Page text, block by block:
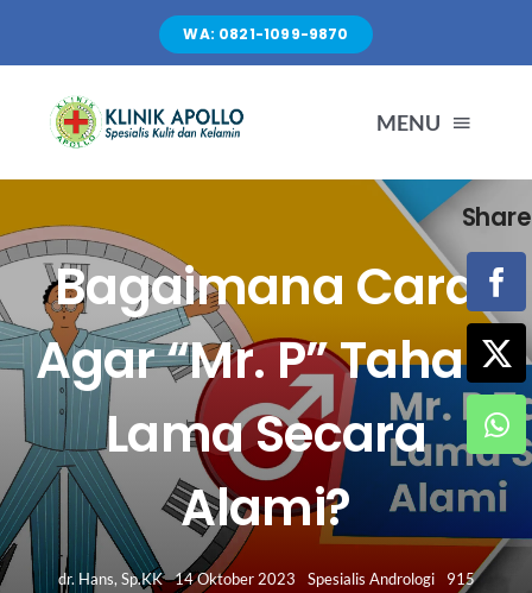
content
WA: 0821-1099-9870
MENU
LAYANAN
FASILITAS
ARTIKEL
HUBUNGI KAMI
Bagaimana Cara
Agar “Mr. P” Tahan
Lama Secara
Alami?
dr. Hans, Sp.KK 14 Oktober 2023 Spesialis Andrologi 915
Share